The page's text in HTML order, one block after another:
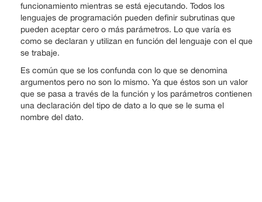
funcionamiento mientras se está ejecutando. Todos los
lenguajes de programación pueden definir subrutinas que
pueden aceptar cero o más parámetros. Lo que varía es
como se declaran y utilizan en función del lenguaje con el que
se trabaje.
Es común que se los confunda con lo que se denomina
argumentos pero no son lo mismo. Ya que éstos son un valor
que se pasa a través de la función y los parámetros contienen
una declaración del tipo de dato a lo que se le suma el
nombre del dato.